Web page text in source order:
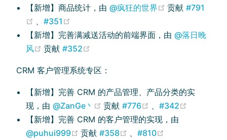
【新增】商品统计，由@疯狂的世界 (opens new
贡献#791
(opens new window)
、#351
【新增】完善满减送活动的前端界面，由@落日晚
风
(opens new window)
贡献#352
CRM 客户管理系统专区：
【新增】完善 CRM 的产品管理、产品分类的实
现，由@ZanGe丶 (opens new window)
贡献#776 (opens new
、#342
【新增】完善 CRM 的客户管理的实现，由
@puhui999
(opens new window)
贡献#358 (opens new window)
、#810